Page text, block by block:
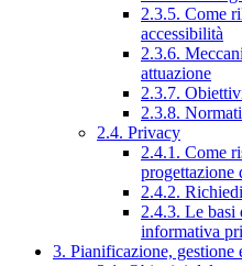
2.3.5. Come
accessibilità
2.3.6.
attuazione
2.3.7.
2.3.8.
2.4. Privacy
2.4.1. Come
progettazione
2.4.2.
2.4.3. Le basi
informativa
3. Pianificazione, gestione